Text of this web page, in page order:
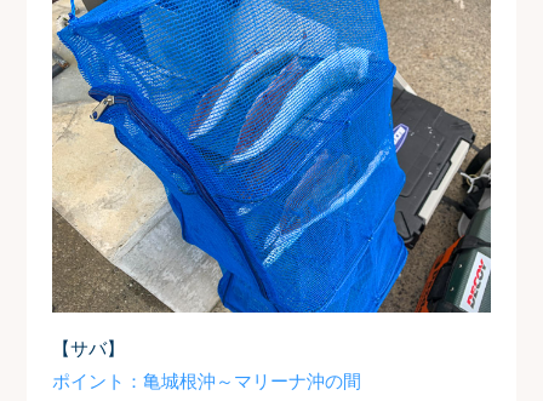
【サバ】
ポイント：亀城根沖～マリーナ沖の間